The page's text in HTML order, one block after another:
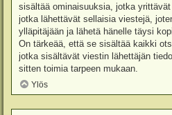
sisältää ominaisuuksia, jotka
jotka lähettävät sellaisia viestejä,
ylläpitäjään ja lähetä hänelle täysi
On tärkeää, että se sisältää kaikki
jotka sisältävät viestin lähettäjän
sitten toimia tarpeen mukaan.
Ylös